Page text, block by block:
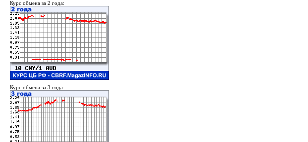
Курс обмена за 2 года:
Курс обмена за 3 года: